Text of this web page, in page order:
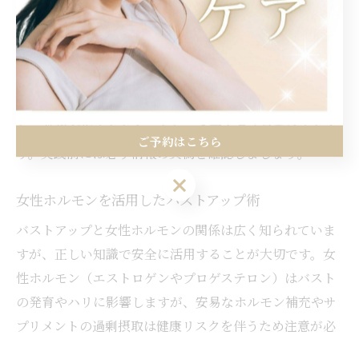
また、情報の信頼性を判断するためには、発信者が医療
資格や専門的知識を持っているかどうか、複数の信頼で
きる情報源で確認されているかもポイントです。失敗例
として、根拠のないサプリや高額な商品の購入を勧めら
れ、効果が得られなかったという声も多く見受けられま
す。実践前には必ず情報の真偽を確認しましょう。
女性ホルモンを活用したバストアップ術
バストアップと女性ホルモンの関係は広く知られていま
すが、正しい知識で安全に活用することが大切です。女
性ホルモン（エストロゲンやプロゲステロン）はバスト
の発育やハリに影響しますが、安易なホルモン補充やサ
プリメントの過剰摂取は健康リスクを伴うため注意が必
ご予約はこちら
ご予約はこちら